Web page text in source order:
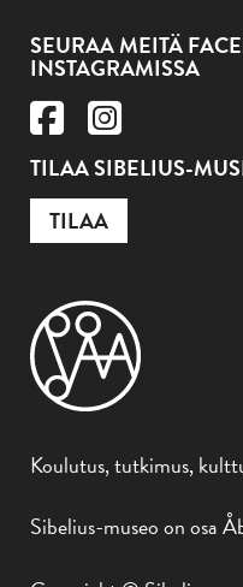
SEURAA MEITÄ
INSTAGRAMISSA
TILAA SIBELIUS-
TILAA
Koulutus, tutkimus,
Sibelius-museo on osa